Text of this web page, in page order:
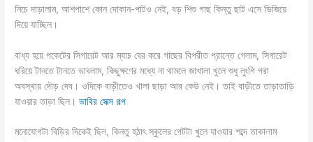
নিচে দাড়ালাম, আশপাশে কোন দোকান-পাটও নেই, বড় শিশু গাছ কিন্তু ছাট এসে ভিজিয়ে
দিয়ে যাচ্ছিল।
বাধ্য হয়ে পকেটের সিগারেট আর ম্যাচ বের করে গাছের বিপরীত প্রান্তে গেলাম, সিগারেট
ধরিয়ে টানতে টানতে ভাবলাম, কিছুক্ষণের মধ্যে না থামলে জাখালা খুলে শুধু লুংগি পরা
অবস্থায় দৌড় দেব। ওদিকে বাড়ীতেও খালা ছাড়া আর কেউ নেই। তাই বাড়ীতে তাড়াতাড়ি
যাওয়ার তাড়া ছিল।ভাবির সেক্স গল্প
মনোযোগটা বিড়ির দিকেই ছিল, কিনতু হঠাৎ স্কুলের গেটটা খুলে যাওয়ার শব্দে তাকালাম